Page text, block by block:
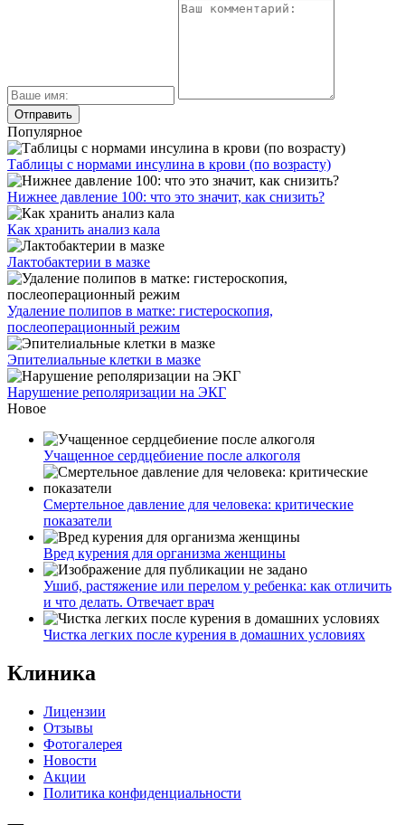
Популярное
Таблицы с нормами инсулина в крови (по возрасту)
Нижнее давление 100: что это значит, как снизить?
Как хранить анализ кала
Лактобактерии в мазке
Удаление полипов в матке: гистероскопия,
послеоперационный режим
Эпителиальные клетки в мазке
Нарушение реполяризации на ЭКГ
Новое
Учащенное сердцебиение после алкоголя
Смертельное давление для человека: критические
показатели
Вред курения для организма женщины
Ушиб, растяжение или перелом у ребенка: как отличить
и что делать. Отвечает врач
Чистка легких после курения в домашних условиях
Клиника
Лицензии
Отзывы
Фотогалерея
Новости
Акции
Политика конфиденциальности